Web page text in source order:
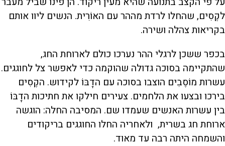
לקֶסִים, שהחלו לרדת מההר עם האוֹרִית. הנשים ליוו אותם
בקריאות צהלה ושירה.
בכפר ששכן לרגלי ההר נערכו כולם לארוחת החג,
שהתקיימה בסוכה גדולה שהוקמה כדי לאפשר צל לחוגגים.
עשרות מוֹסֶבִים הוצבו בסוכה עם הדָבּוֹ לקידוש. הקֶסִים
בירכו ובצעו את הלחמים. צעירים חילקו את חתיכות הדָבּוֹ
בין עשרות האנשים שעמדו שם. המסיבה החלה: הוגשה
ארוחת חג בשרית, ולאחריה החלו החוגגים בריקודים
והשמחה היתה רבה עד מאוד.